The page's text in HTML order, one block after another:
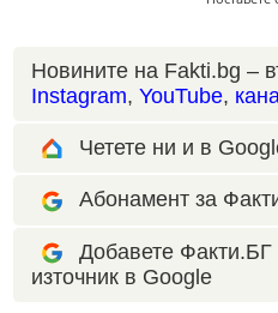
Новините на Fakti.bg –
Instagram, YouTube,
Четете ни и в
Абонамент за
Добавете Факти.БГ
източник в Google